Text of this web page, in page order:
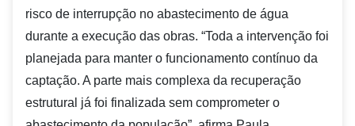
risco de interrupção no abastecimento de água
durante a execução das obras. “Toda a intervenção foi
planejada para manter o funcionamento contínuo da
captação. A parte mais complexa da recuperação
estrutural já foi finalizada sem comprometer o